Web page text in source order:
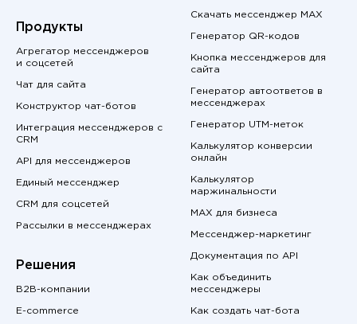
Продукты
Агрегатор мессенджеров
и соцсетей
Чат для сайта
Конструктор чат-ботов
Интеграция мессенджеров с
CRM
API для мессенджеров
Единый мессенджер
CRM для соцсетей
Рассылки в мессенджерах
Решения
B2B-компании
E-commerce
Скачать мессенджер MAX
Генератор QR-кодов
Кнопка мессенджеров для
сайта
Генератор автоответов в
мессенджерах
Генератор UTM-меток
Калькулятор конверсии
онлайн
Калькулятор
маржинальности
MAX для бизнеса
Мессенджер-маркетинг
Документация по API
Как объединить
мессенджеры
Как создать чат-бота